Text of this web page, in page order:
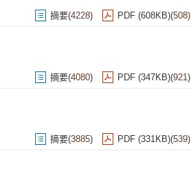
编辑部
摘要(4228) PDF (608KB)(508)
摘要(4080) PDF (347KB)(921)
摘要(3885) PDF (331KB)(539)